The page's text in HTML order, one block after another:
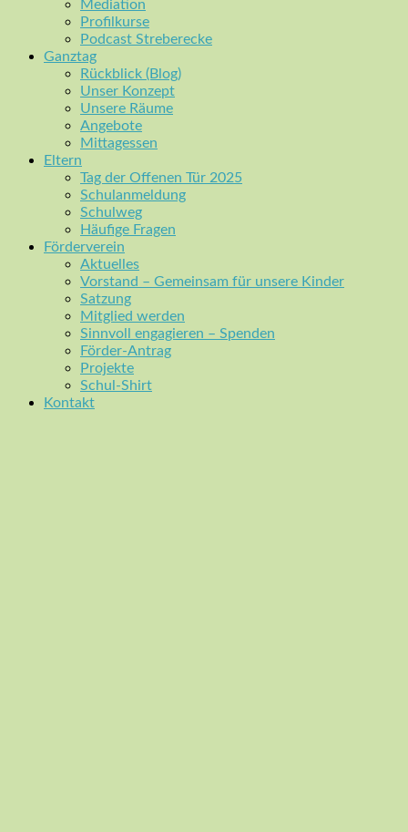
Mediation
Profilkurse
Podcast Streberecke
Ganztag
Rückblick (Blog)
Unser Konzept
Unsere Räume
Angebote
Mittagessen
Eltern
Tag der Offenen Tür 2025
Schulanmeldung
Schulweg
Häufige Fragen
Förderverein
Aktuelles
Vorstand – Gemeinsam für unsere Kinder
Satzung
Mitglied werden
Sinnvoll engagieren – Spenden
Förder-Antrag
Projekte
Schul-Shirt
Kontakt